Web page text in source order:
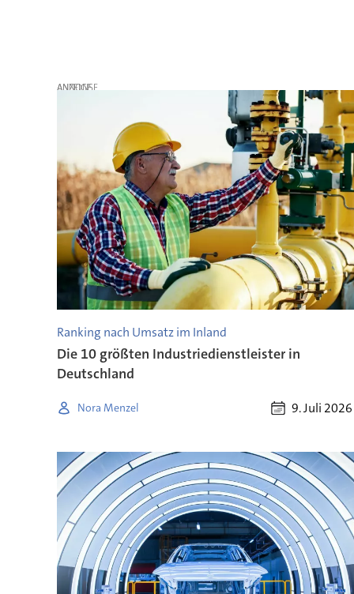
ANZEIGE
Ranking nach Umsatz im Inland
Die 10 größten Industriedienstleister in
Deutschland
Nora Menzel 9. Juli 2026